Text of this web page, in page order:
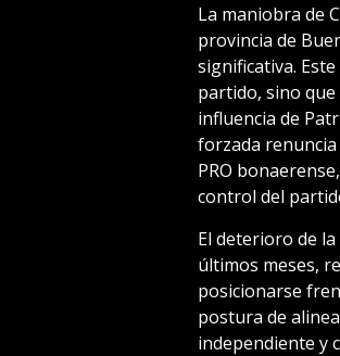
La maniobra de
provincia de
significativa.
partido, sino
influencia de
forzada renuncia
PRO
control del
El deterioro de
últimos meses,
posicionarse
postura de
independiente y